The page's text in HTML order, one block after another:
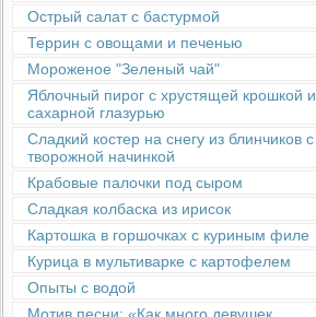
Острый салат с бастурмой
Террин с овощами и печенью
Мороженое "Зеленый чай"
Яблочный пирог с хрустящей крошкой и
сахарной глазурью
Сладкий костер на снегу из блинчиков с
творожной начинкой
Крабовые палочки под сыром
Сладкая колбаска из ирисок
Картошка в горшочках с куриным филе
Курица в мультиварке с картофелем
Опыты с водой